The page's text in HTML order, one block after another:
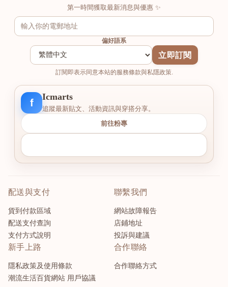
第一時間獲取最新消息與優惠 ✨
偏好語系
立即訂閱
訂閱即表示同意本站的服務條款與私隱政策.
f
Icmarts
追蹤最新貼文、活動資訊與穿搭分享。
前往粉專
配送與支付
貨到付款區域
配送支付查詢
支付方式說明
聯繫我們
網站故障報告
店鋪地址
投訴與建議
新手上路
隱私政策及使用條款
潮流生活百貨網站 用戶協議
合作聯絡
合作聯絡方式